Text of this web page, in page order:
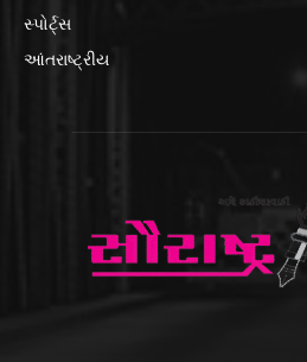
સ્પોર્ટ્સ
આંતરાષ્ટ્રીય